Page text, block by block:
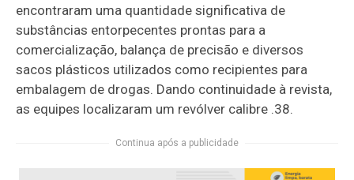
encontraram uma quantidade significativa de
substâncias entorpecentes prontas para a
comercialização, balança de precisão e diversos
sacos plásticos utilizados como recipientes para
embalagem de drogas. Dando continuidade à revista,
as equipes localizaram um revólver calibre .38.
Continua após a publicidade